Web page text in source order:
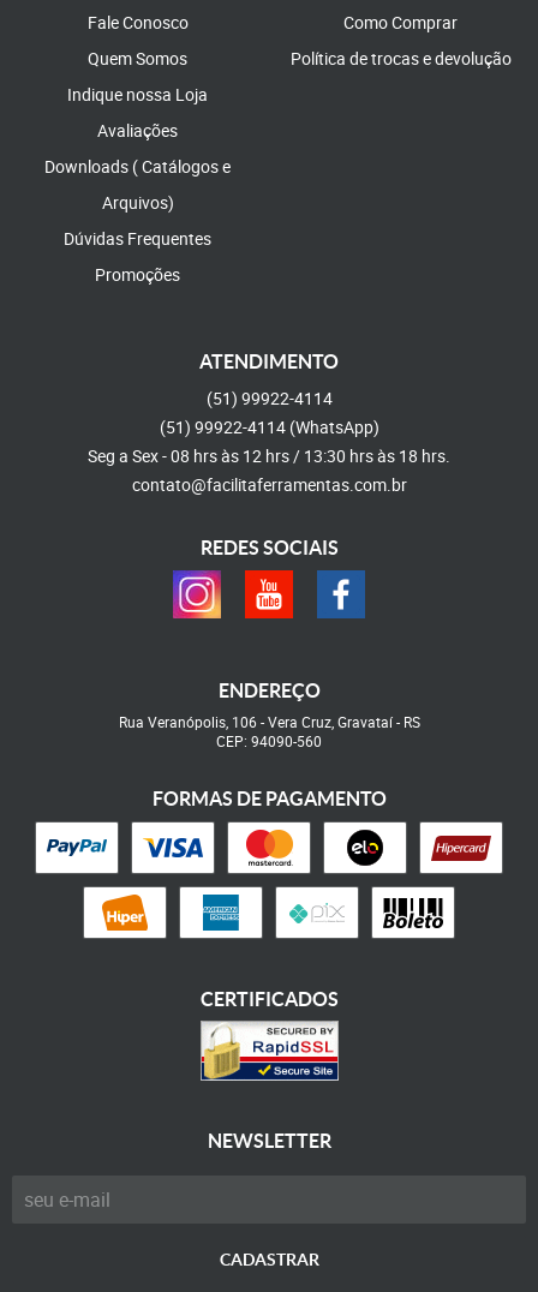
Fale Conosco
Quem Somos
Indique nossa Loja
Avaliações
Downloads ( Catálogos e
Arquivos)
Dúvidas Frequentes
Promoções
Como Comprar
Política de trocas e devolução
ATENDIMENTO
(51) 99922-4114
(51) 99922-4114 (WhatsApp)
Seg a Sex - 08 hrs às 12 hrs / 13:30 hrs às 18 hrs.
contato@facilitaferramentas.com.br
REDES SOCIAIS
ENDEREÇO
Rua Veranópolis, 106 -Vera Cruz, Gravataí- RS
CEP: 94090-560
FORMAS DE PAGAMENTO
CERTIFICADOS
NEWSLETTER
CADASTRAR